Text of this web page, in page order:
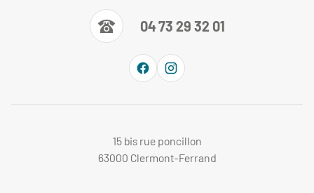
04 73 29 32 01
15 bis rue poncillon
63000 Clermont-Ferrand